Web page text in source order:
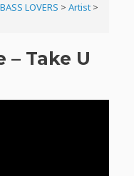
LOVERS > Artist>
– Take U